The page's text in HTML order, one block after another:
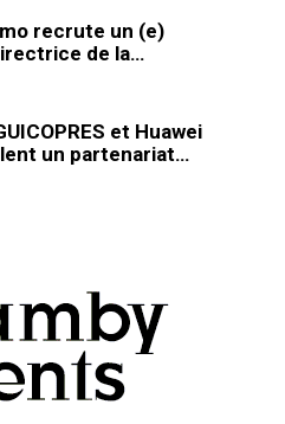
recrute un (e)
de la…
et Huawei
un partenariat…